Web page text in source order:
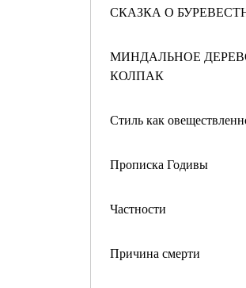
СКАЗКА О
МИНДАЛЬНОЕ
КОЛПАК
Стиль как
Прописка Годивы
Частности
Причина смерти